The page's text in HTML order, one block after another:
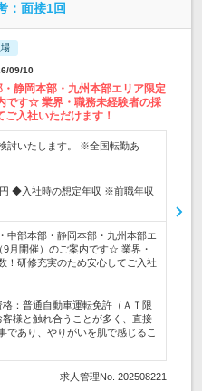
：面接1回
場
09/10
静岡本部・九州本部エリア限定
です☆ 業界・職務未経験者の採
入社いただけます！
いたします。 ※全国転勤あ
◆入社時の想定年収 ※前職年収
中部本部・静岡本部・九州本部エ
9月開催）のご案内です☆ 業界・
！研修充実のため安心してご入社
：普通自動車運転免許（ＡＴ限
様と触れ合うことが多く、直接
であり、やりがいを肌で感じるこ
求人管理No. 202508221